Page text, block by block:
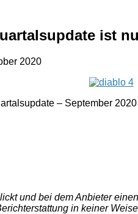
ist
2020
– September
und bei dem Anbieter
in keiner